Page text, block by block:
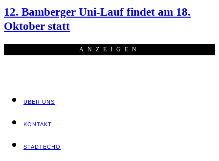
12. Bam­ber­ger Uni-Lauf fin­det am 18.
Okto­ber statt
ANZEI­GEN
ÜBER UNS
KON­TAKT
STADT­ECHO